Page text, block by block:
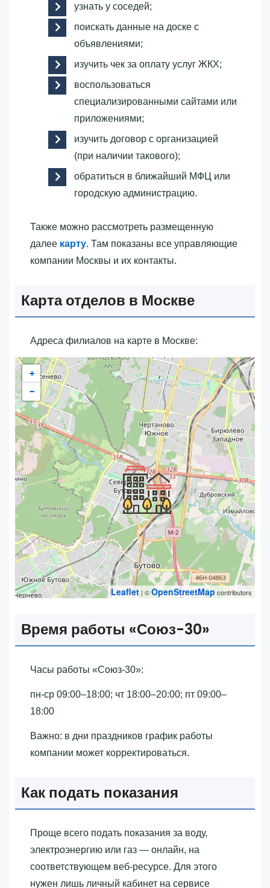
узнать у соседей;
поискать данные на доске с
объявлениями;
изучить чек за оплату услуг ЖКХ;
воспользоваться
специализированными сайтами или
приложениями;
изучить договор с организацией
(при наличии такового);
обратиться в ближайший МФЦ или
городскую администрацию.
Также можно рассмотреть размещенную
далее карту. Там показаны все управляющие
компании Москвы и их контакты.
Карта отделов в Москве
Адреса филиалов на карте в Москве:
+
−
Leaflet | ©OpenStreetMap contributors
Время работы «‎Союз-30»‎
Часы работы «‎Союз-30»‎:
пн-ср 09:00–18:00; чт 18:00–20:00; пт 09:00–
18:00
Важно: в дни праздников график работы
компании может корректироваться.
Как подать показания
Проще всего подать показания за воду,
электроэнергию или газ — онлайн, на
соответствующем веб-ресурсе. Для этого
нужен лишь личный кабинет на сервисе